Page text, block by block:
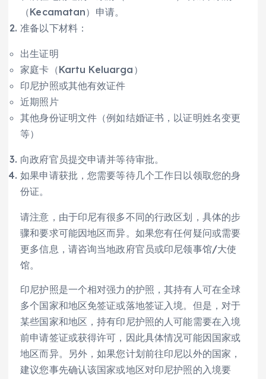
（Kecamatan）申请。
准备以下材料：
出生证明
家庭卡（Kartu Keluarga）
印尼护照或其他有效证件
近期照片
其他身份证明文件（例如结婚证书，以证明姓名变更
等）
向政府官员提交申请并等待审批。
如果申请获批，您需要等待几个工作日以领取您的身
份证。
请注意，由于印尼有很多不同的行政区划，具体的步
骤和要求可能因地区而异。如果您有任何疑问或需要
更多信息，请咨询当地政府官员或印尼领事馆/大使
馆。
印尼护照是一个相对强力的护照，其持有人可在全球
多个国家和地区免签证或落地签证入境。但是，对于
某些国家和地区，持有印尼护照的人可能需要在入境
前申请签证或获得许可，因此具体情况可能因国家或
地区而异。另外，如果您计划前往印尼以外的国家，
建议您事先确认该国家或地区对印尼护照的入境要